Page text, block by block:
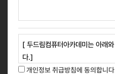
[ 두드림컴퓨터아카데미는 아래
다.]
1. 개인정보 수집 목적 : 교육과정
개인정보 취급방침에 동의합니